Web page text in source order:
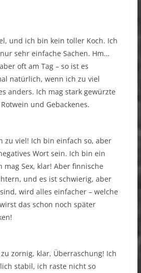
und ich bin kein toller Koch. Ich
sehr einfache Sachen. Hm…
oft am Tag – so ist es
natürlich, wenn ich zu viel
anders. Ich mag stark gewürzte
und Gebackenes.
zu viel! Ich bin einfach so, aber
Wort sein. Ich bin ein
Sex, klar! Aber finnische
und es ist schwierig, aber
wird alles einfacher – welche
das schon noch später
zornig, klar, Überraschung! Ich
stabil, ich raste nicht so